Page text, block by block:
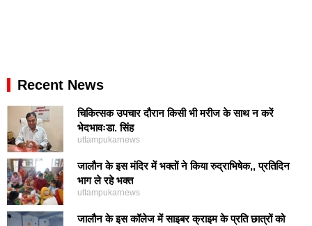
Recent News
चिकित्सक उपचार दौरान किसी भी मरीज के साथ न करें
भेदभावःडा. सिंह
uttampukarnews
जालौन के इस मंदिर में भक्तों ने किया रुद्राभिषेक,, प्रतिदिन
भाग ले रहे भक्त
uttampukarnews
जालौन के इस कॉलेज में साइबर क्राइम के प्रति छात्रों को